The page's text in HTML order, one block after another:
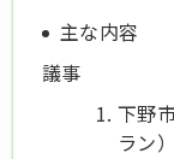
主な内容
議事
下野
ラン